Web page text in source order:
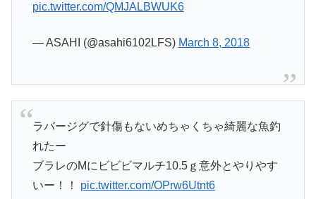
pic.twitter.com/QMJALBWUK6
— ASAHI (@asahi6102LFS) March 8, 2018
ラバージグで針傷もないめちゃくちゃ綺麗な魚釣
れたー
ブラレのMにビビビマルチ10.5ｇ意外とやりやす
いー！！ pic.twitter.com/OPrw6Utnt6